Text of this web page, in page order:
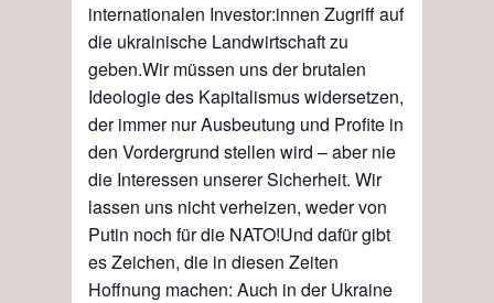
internationalen Investor:innen Zugriff auf
die ukrainische Landwirtschaft zu
geben.Wir müssen uns der brutalen
Ideologie des Kapitalismus widersetzen,
der immer nur Ausbeutung und Profite in
den Vordergrund stellen wird – abernie
die Interessen unserer Sicherheit. Wir
lassen uns nicht verheizen, weder von
Putin noch für die NATO!Und dafür gibt
es Zeichen, die in diesen Zeiten
Hoffnung machen: Auch in der Ukraine